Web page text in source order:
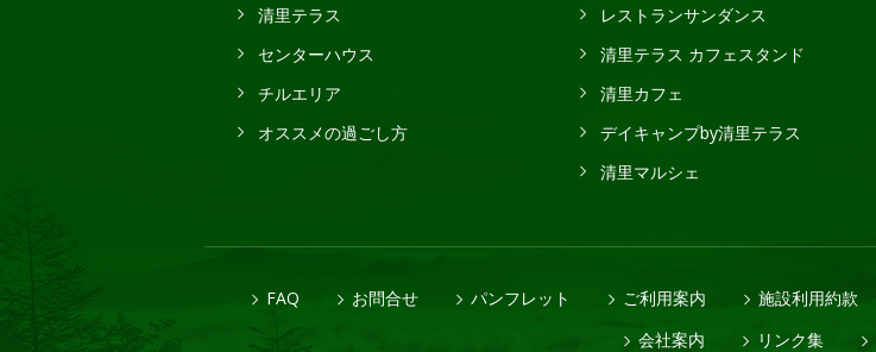
清里テラス
センターハウス
チルエリア
オススメの過ごし方
レストランサンダンス
清里テラス カフェスタンド
清里カフェ
デイキャンプby清里テラス
清里マルシェ
FAQ お問合せ パンフレット ご利用案内 施設利用約款
会社案内
リンク集